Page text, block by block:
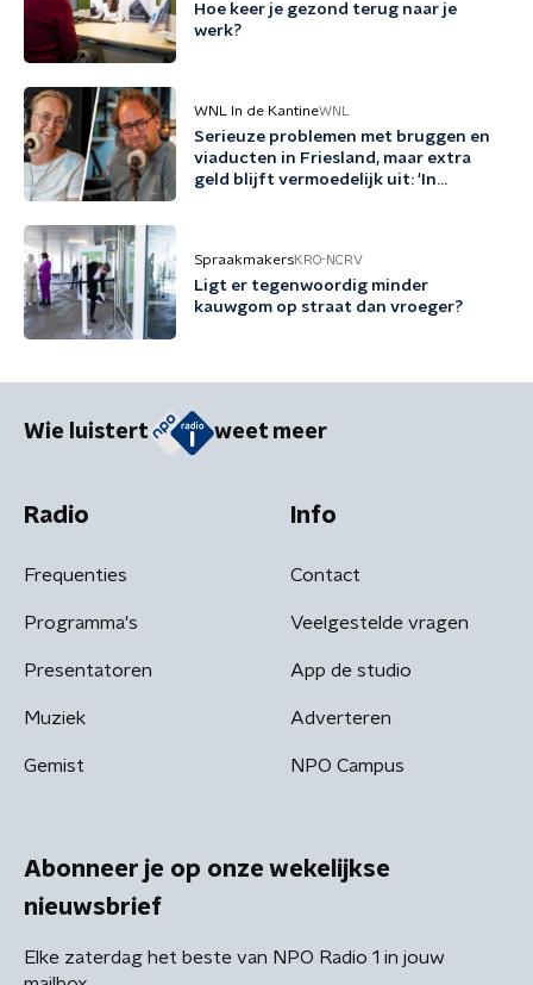
Hoe keer je gezond terug naar je
werk?
WNL In de KantineWNL
Serieuze problemen met bruggen en
viaducten in Friesland, maar extra
geld blijft vermoedelijk uit: 'In
SpraakmakersKRO-NCRV
Ligt er tegenwoordig minder
kauwgom op straat dan vroeger?
Wie luistert weet meer
Radio
Frequenties
Programma's
Presentatoren
Muziek
Gemist
Info
Contact
Veelgestelde vragen
App de studio
Adverteren
NPO Campus
Abonneer je op onze wekelijkse
nieuwsbrief
Elke zaterdag het beste van NPO Radio 1 in jouw